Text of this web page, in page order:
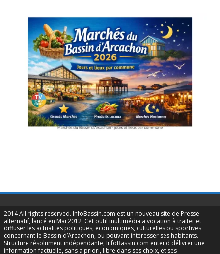
2014 All rights reserved. InfoBassin.com est un nouveau site de Presse
alternatif, lancé en Mai 2012. Cet outil multimédia a vocation à traiter et
diffuser les actualités politiques, économiques, culturelles ou sportives
concernant le Bassin d’Arcachon, ou pouvant intéresser ses habitants.
Structure résolument indépendante, InfoBassin.com entend délivrer une
information factuelle, sans a priori, libre dans ses choix, et ses